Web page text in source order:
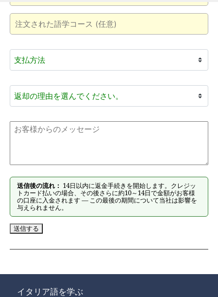
送信後の流れ： 14日以内に返金手続きを開始します。クレジッ
トカード払いの場合、その後さらに約10～14日で金額がお客様
の口座に入金されます — この最後の期間について当社は影響を
与えられません。
イタリア語を学ぶ